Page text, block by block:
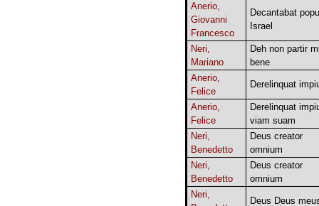
Anerio,
Giovanni
Francesco
Decantabat
Israel
Neri,
Mariano
Deh non partir
bene
Anerio,
Felice
Derelinquat
Anerio,
Felice
Derelinquat
viam suam
Neri,
Benedetto
Deus creator
omnium
Neri,
Benedetto
Deus creator
omnium
Neri,
Deus Deus